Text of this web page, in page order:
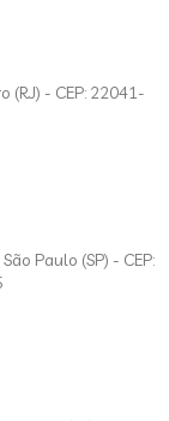
(RJ) - CEP: 22041-
Paulo (SP) - CEP: